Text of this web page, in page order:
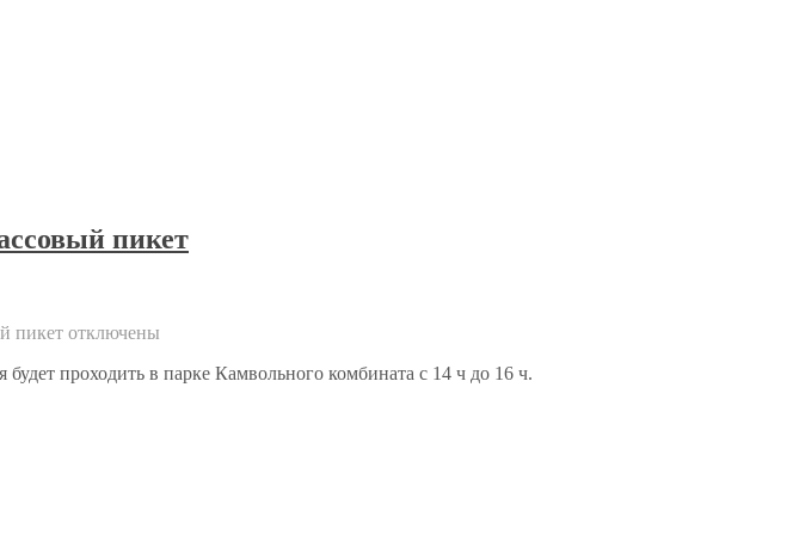
пикет
пикет отключены
проходить в парке Камвольного комбината с 14 ч до 16 ч.